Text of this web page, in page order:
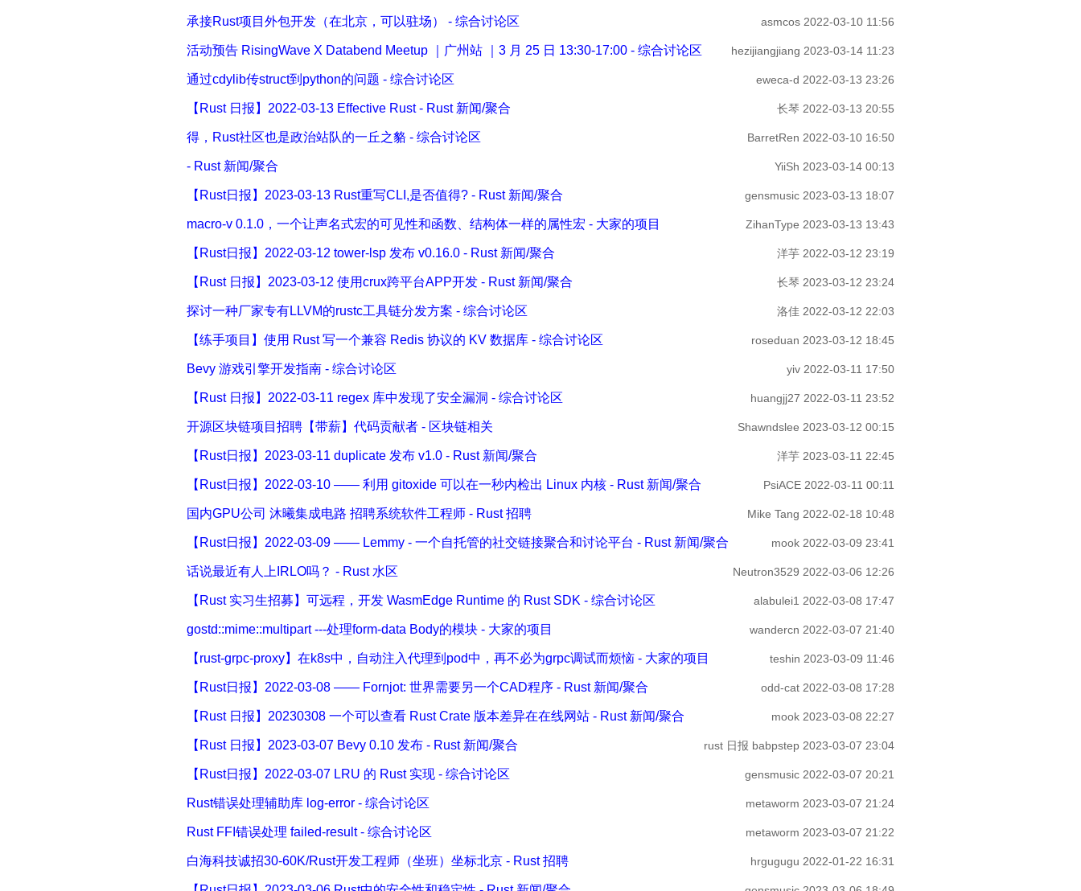
承接Rust项目外包开发（在北京，可以驻场） - 综合讨论区 asmcos 2022-03-10 11:56
活动预告 RisingWave X Databend Meetup ｜广州站 ｜3 月 25 日 13:30-17:00 - 综合讨论区 hezijiangjiang 2023-03-14 11:23
通过cdylib传struct到python的问题 - 综合讨论区 eweca-d 2022-03-13 23:26
【Rust 日报】2022-03-13 Effective Rust - Rust 新闻/聚合 长琴 2022-03-13 20:55
得，Rust社区也是政治站队的一丘之貉 - 综合讨论区 BarretRen 2022-03-10 16:50
- Rust 新闻/聚合 YiiSh 2023-03-14 00:13
【Rust日报】2023-03-13 Rust重写CLI,是否值得? - Rust 新闻/聚合 gensmusic 2023-03-13 18:07
macro-v 0.1.0，一个让声名式宏的可见性和函数、结构体一样的属性宏 - 大家的项目 ZihanType 2023-03-13 13:43
【Rust日报】2022-03-12 tower-lsp 发布 v0.16.0 - Rust 新闻/聚合 洋芋 2022-03-12 23:19
【Rust 日报】2023-03-12 使用crux跨平台APP开发 - Rust 新闻/聚合 长琴 2023-03-12 23:24
探讨一种厂家专有LLVM的rustc工具链分发方案 - 综合讨论区 洛佳 2022-03-12 22:03
【练手项目】使用 Rust 写一个兼容 Redis 协议的 KV 数据库 - 综合讨论区 roseduan 2023-03-12 18:45
Bevy 游戏引擎开发指南 - 综合讨论区 yiv 2022-03-11 17:50
【Rust 日报】2022-03-11 regex 库中发现了安全漏洞 - 综合讨论区 huangjj27 2022-03-11 23:52
开源区块链项目招聘【带薪】代码贡献者 - 区块链相关 Shawndslee 2023-03-12 00:15
【Rust日报】2023-03-11 duplicate 发布 v1.0 - Rust 新闻/聚合 洋芋 2023-03-11 22:45
【Rust日报】2022-03-10 —— 利用 gitoxide 可以在一秒内检出 Linux 内核 - Rust 新闻/聚合 PsiACE 2022-03-11 00:11
国内GPU公司 沐曦集成电路 招聘系统软件工程师 - Rust 招聘 Mike Tang 2022-02-18 10:48
【Rust日报】2022-03-09 —— Lemmy - 一个自托管的社交链接聚合和讨论平台 - Rust 新闻/聚合 mook 2022-03-09 23:41
话说最近有人上IRLO吗？ - Rust 水区 Neutron3529 2022-03-06 12:26
【Rust 实习生招募】可远程，开发 WasmEdge Runtime 的 Rust SDK - 综合讨论区 alabulei1 2022-03-08 17:47
gostd::mime::multipart ---处理form-data Body的模块 - 大家的项目 wandercn 2022-03-07 21:40
【rust-grpc-proxy】在k8s中，自动注入代理到pod中，再不必为grpc调试而烦恼 - 大家的项目 teshin 2023-03-09 11:46
【Rust日报】2022-03-08 —— Fornjot: 世界需要另一个CAD程序 - Rust 新闻/聚合 odd-cat 2022-03-08 17:28
【Rust 日报】20230308 一个可以查看 Rust Crate 版本差异在在线网站 - Rust 新闻/聚合 mook 2023-03-08 22:27
【Rust 日报】2023-03-07 Bevy 0.10 发布 - Rust 新闻/聚合 rust 日报 babpstep 2023-03-07 23:04
【Rust日报】2022-03-07 LRU 的 Rust 实现 - 综合讨论区 gensmusic 2022-03-07 20:21
Rust错误处理辅助库 log-error - 综合讨论区 metaworm 2023-03-07 21:24
Rust FFI错误处理 failed-result - 综合讨论区 metaworm 2023-03-07 21:22
白海科技诚招30-60K/Rust开发工程师（坐班）坐标北京 - Rust 招聘 hrgugugu 2022-01-22 16:31